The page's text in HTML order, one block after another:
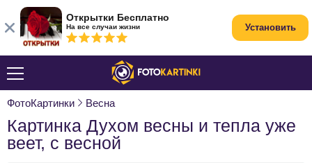
ФотоКартинки Весна
Картинка Духом весны и тепла уже
веет, с весной
Открытки Бесплатно
На все случаи жизни Установить